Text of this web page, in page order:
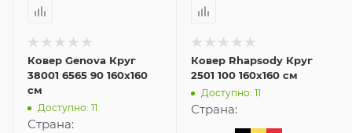
Ковер Genova Круг
38001 6565 90 160x160
см
Доступно: 11
Страна:
Ковер Rhapsody Круг
2501 100 160x160 см
Доступно: 11
Страна: